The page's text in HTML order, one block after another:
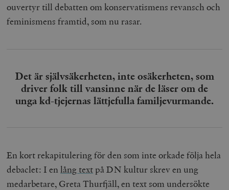
ouvertyr till debatten om konservatismens revansch och
feminismens framtid, som nu rasar.
Det är självsäkerheten, inte osäkerheten, som
driver folk till vansinne när de läser om de
unga kd-tjejernas lättjefulla familjevurmande.
En kort rekapitulering för den som inte orkade följa hela
debaclet: I enlång text på DN kultur skrev en ung
medarbetare, Greta Thurfjäll, en text som undersökte